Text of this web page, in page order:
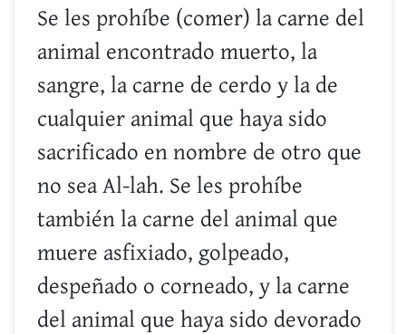
Se les prohíbe (comer) la carne del
animal encontrado muerto, la
sangre, la carne de cerdo y la de
cualquier animal que haya sido
sacrificado en nombre de otro que
no sea Al-lah. Se les prohíbe
también la carne del animal que
muere asfixiado, golpeado,
despeñado o corneado, y la carne
del animal que haya sido devorado